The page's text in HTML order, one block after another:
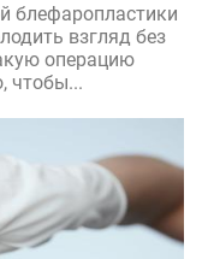
блефаропластики
взгляд без
операцию
чтобы...